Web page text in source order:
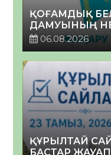
ҚОҒАМДЫҚ
ДАМУЫНЫҢ
06.08.2026
ҚҰРЫЛТАЙ
БАСТАР